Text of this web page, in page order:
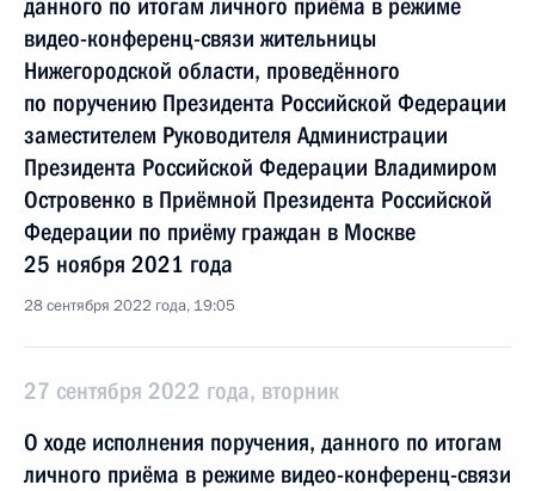
данного по итогам личного приёма в режиме
видео-конференц-связи жительницы
Нижегородской области, проведённого
по поручению Президента Российской Федерации
заместителем Руководителя Администрации
Президента Российской Федерации Владимиром
Островенко в Приёмной Президента Российской
Федерации по приёму граждан в Москве
25 ноября 2021 года
28 сентября 2022 года, 19:05
27 сентября 2022 года, вторник
О ходе исполнения поручения, данного по итогам
личного приёма в режиме видео-конференц-связи